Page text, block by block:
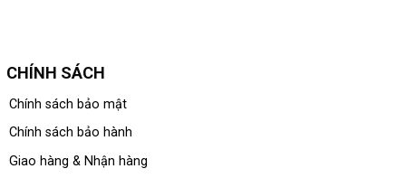
CHÍNH SÁCH
Chính sách bảo mật
Chính sách bảo hành
Giao hàng & Nhận hàng